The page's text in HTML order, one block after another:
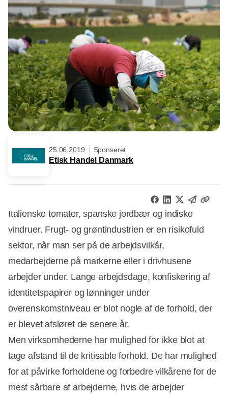
25.06.2019 Sponseret
Etisk Handel Danmark
Italienske tomater, spanske jordbær og indiske
vindruer. Frugt- og grøntindustrien er en risikofuld
sektor, når man ser på de arbejdsvilkår,
medarbejderne på markerne eller i drivhusene
arbejder under. Lange arbejdsdage, konfiskering af
identitetspapirer og lønninger under
overenskomstniveau er blot nogle af de forhold, der
er blevet afsløret de senere år.
Men virksomhederne har mulighed for ikke blot at
tage afstand til de kritisable forhold. De har mulighed
for at påvirke forholdene og forbedre vilkårene for de
mest sårbare af arbejderne, hvis de arbejder